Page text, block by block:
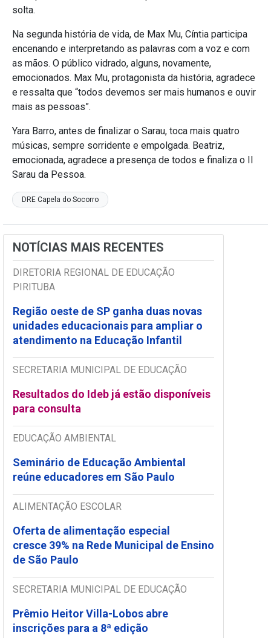
solta.
Na segunda história de vida, de Max Mu, Cíntia participa
encenando e interpretando as palavras com a voz e com
as mãos. O público vidrado, alguns, novamente,
emocionados. Max Mu, protagonista da história, agradece
e ressalta que “todos devemos ser mais humanos e ouvir
mais as pessoas”.
Yara Barro, antes de finalizar o Sarau, toca mais quatro
músicas, sempre sorridente e empolgada. Beatriz,
emocionada, agradece a presença de todos e finaliza o II
Sarau da Pessoa.
DRE Capela do Socorro
NOTÍCIAS MAIS RECENTES
DIRETORIA REGIONAL DE EDUCAÇÃO
PIRITUBA
Região oeste de SP ganha duas novas
unidades educacionais para ampliar o
atendimento na Educação Infantil
SECRETARIA MUNICIPAL DE EDUCAÇÃO
Resultados do Ideb já estão disponíveis
para consulta
EDUCAÇÃO AMBIENTAL
Seminário de Educação Ambiental
reúne educadores em São Paulo
ALIMENTAÇÃO ESCOLAR
Oferta de alimentação especial
cresce 39% na Rede Municipal de Ensino
de São Paulo
SECRETARIA MUNICIPAL DE EDUCAÇÃO
Prêmio Heitor Villa-Lobos abre
inscrições para a 8ª edição